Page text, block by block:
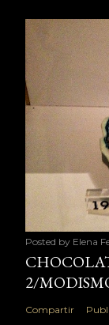
Posted by Elena
2/
Compartir